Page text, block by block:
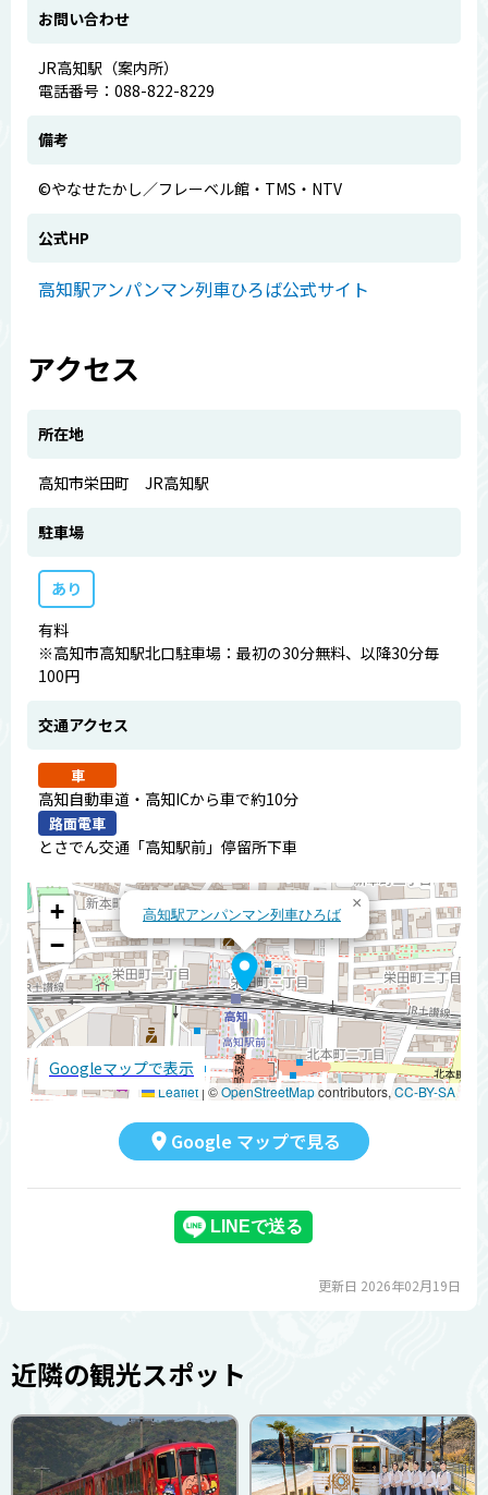
お問い合わせ
JR高知駅（案内所）
電話番号：088-822-8229
備考
©やなせたかし／フレーベル館・TMS・NTV
公式HP
高知駅アンパンマン列車ひろば公式サイト
アクセス
所在地
高知市栄田町 JR高知駅
駐車場
あり
有料
※高知市高知駅北口駐車場：最初の30分無料、以降30分毎
100円
交通アクセス
車
高知自動車道・高知ICから車で約10分
路面電車
とさでん交通「高知駅前」停留所下車
高知駅アンパンマン列車ひろば
×
+
−
Leaflet | ©OpenStreetMapcontributors,CC-BY-SA
Googleマップで表示
Google マップで見る
更新日 2026年02月19日
近隣の観光スポット